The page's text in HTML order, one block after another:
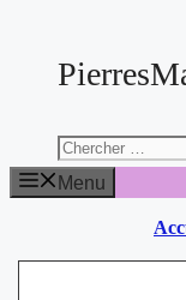
contenu
Chercher:
Menu